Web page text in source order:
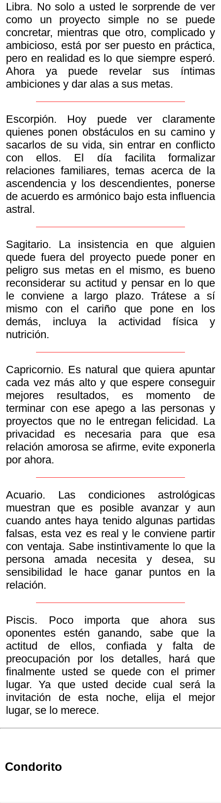
Libra. No solo a usted le sorprende de ver
como un proyecto simple no se puede
concretar, mientras que otro, complicado y
ambicioso, está por ser puesto en práctica,
pero en realidad es lo que siempre esperó.
Ahora ya puede revelar sus íntimas
ambiciones y dar alas a sus metas.
Escorpión. Hoy puede ver claramente
quienes ponen obstáculos en su camino y
sacarlos de su vida, sin entrar en conflicto
con ellos. El día facilita formalizar
relaciones familiares, temas acerca de la
ascendencia y los descendientes, ponerse
de acuerdo es armónico bajo esta influencia
astral.
Sagitario. La insistencia en que alguien
quede fuera del proyecto puede poner en
peligro sus metas en el mismo, es bueno
reconsiderar su actitud y pensar en lo que
le conviene a largo plazo. Trátese a sí
mismo con el cariño que pone en los
demás, incluya la actividad física y
nutrición.
Capricornio. Es natural que quiera apuntar
cada vez más alto y que espere conseguir
mejores resultados, es momento de
terminar con ese apego a las personas y
proyectos que no le entregan felicidad. La
privacidad es necesaria para que esa
relación amorosa se afirme, evite exponerla
por ahora.
Acuario. Las condiciones astrológicas
muestran que es posible avanzar y aun
cuando antes haya tenido algunas partidas
falsas, esta vez es real y le conviene partir
con ventaja. Sabe instintivamente lo que la
persona amada necesita y desea, su
sensibilidad le hace ganar puntos en la
relación.
Piscis. Poco importa que ahora sus
oponentes estén ganando, sabe que la
actitud de ellos, confiada y falta de
preocupación por los detalles, hará que
finalmente usted se quede con el primer
lugar. Ya que usted decide cual será la
invitación de esta noche, elija el mejor
lugar, se lo merece.
Condorito